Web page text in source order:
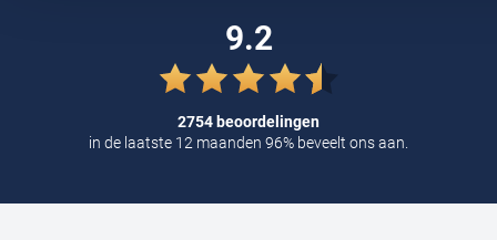
William Lockie
9.2
2754 beoordelingen
in de laatste 12 maanden 96% beveelt ons aan.